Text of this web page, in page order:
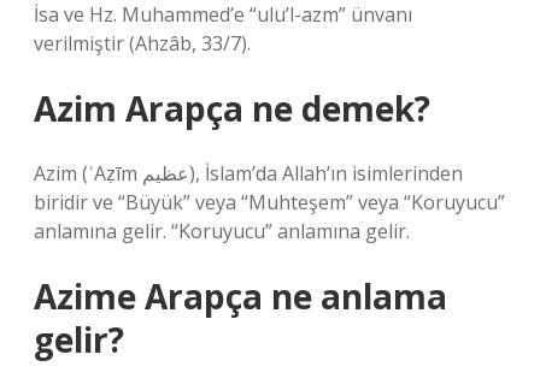
İsa ve Hz. Muhammed’e “ulu’l-azm” ünvanı
verilmiştir (Ahzâb, 33/7).
Azim Arapça ne demek?
Azim (ʿAẓīm عظيم), İslam’da Allah’ın isimlerinden
biridir ve “Büyük” veya “Muhteşem” veya “Koruyucu”
anlamına gelir. “Koruyucu” anlamına gelir.
Azime Arapça ne anlama
gelir?